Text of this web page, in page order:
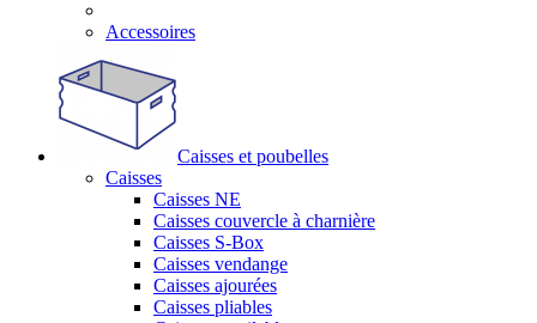
Accessoires
Caisses et poubelles
Caisses
Caisses NE
Caisses couvercle à charnière
Caisses S-Box
Caisses vendange
Caisses ajourées
Caisses pliables